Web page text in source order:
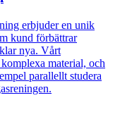
erbjuder en unik
kund förbättrar
nya. Vårt
material, och
parallellt studera